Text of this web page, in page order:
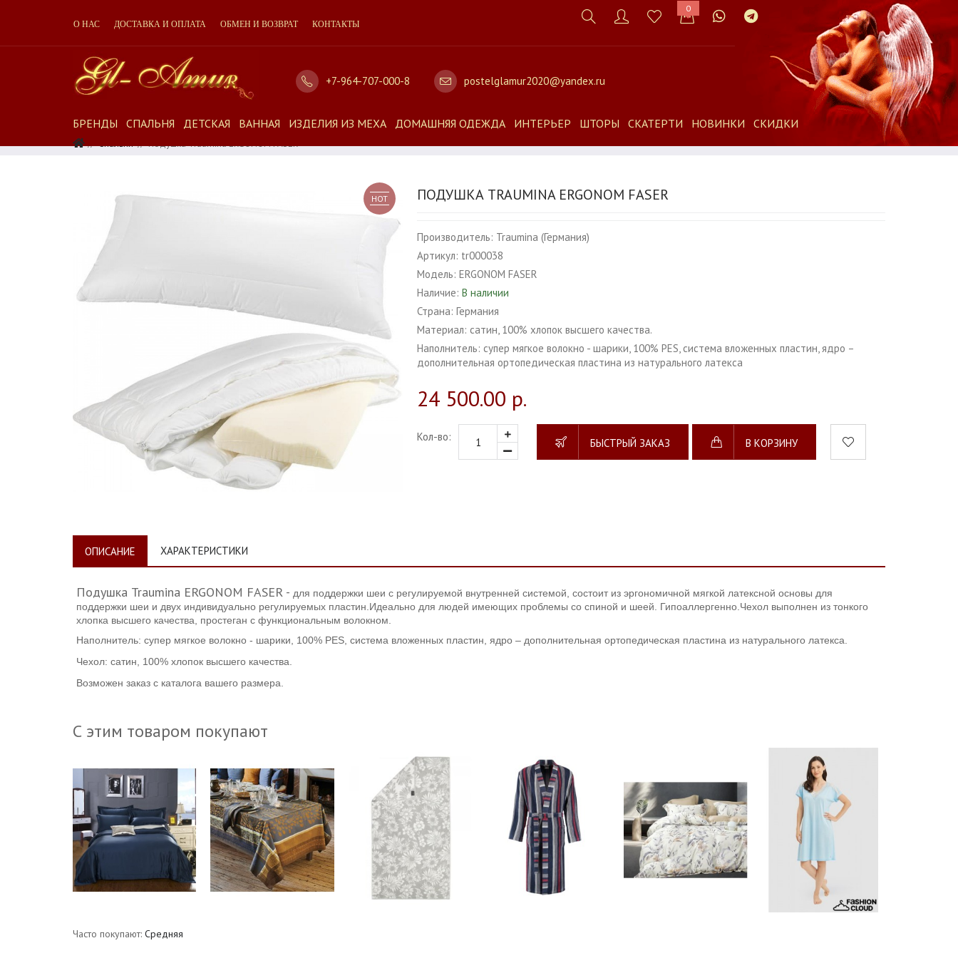
0
О НАС ДОСТАВКА И ОПЛАТА ОБМЕН И ВОЗВРАТ КОНТАКТЫ
+7-964-707-000-8 postelglamur2020@yandex.ru
БРЕНДЫ СПАЛЬНЯ ДЕТСКАЯ ВАННАЯ ИЗДЕЛИЯ ИЗ МЕХА ДОМАШНЯЯ ОДЕЖДА ИНТЕРЬЕР ШТОРЫ СКАТЕРТИ НОВИНКИ СКИДКИ
Спальня Подушка Traumina ERGONOM FASER
HOT ПОДУШКА TRAUMINA ERGONOM FASER
Производитель: Traumina (Германия)
Артикул: tr000038
Модель: ERGONOM FASER
Наличие: В наличии
Страна: Германия
Материал: сатин, 100% хлопок высшего качества.
Наполнитель: супер мягкое волокно - шарики, 100% PES, система вложенных пластин, ядро –
дополнительная ортопедическая пластина из натурального латекса
24 500.00 р.
Кол-во: БЫСТРЫЙ ЗАКАЗ В КОРЗИНУ
ОПИСАНИЕ ХАРАКТЕРИСТИКИ
Подушка Traumina ERGONOM FASER - для поддержки шеи с регулируемой внутренней системой, состоит из эргономичной мягкой латексной основы для
поддержки шеи и двух индивидуально регулируемых пластин.Идеально для людей имеющих проблемы со спиной и шеей. Гипоаллергенно.Чехол выполнен из тонкого
хлопка высшего качества, простеган с функциональным волокном.
Наполнитель: супер мягкое волокно - шарики, 100% PES, система вложенных пластин, ядро – дополнительная ортопедическая пластина из натурального латекса.
Чехол: сатин, 100% хлопок высшего качества.
Возможен заказ с каталога вашего размера.
С этим товаром покупают
Часто покупают: Средняя